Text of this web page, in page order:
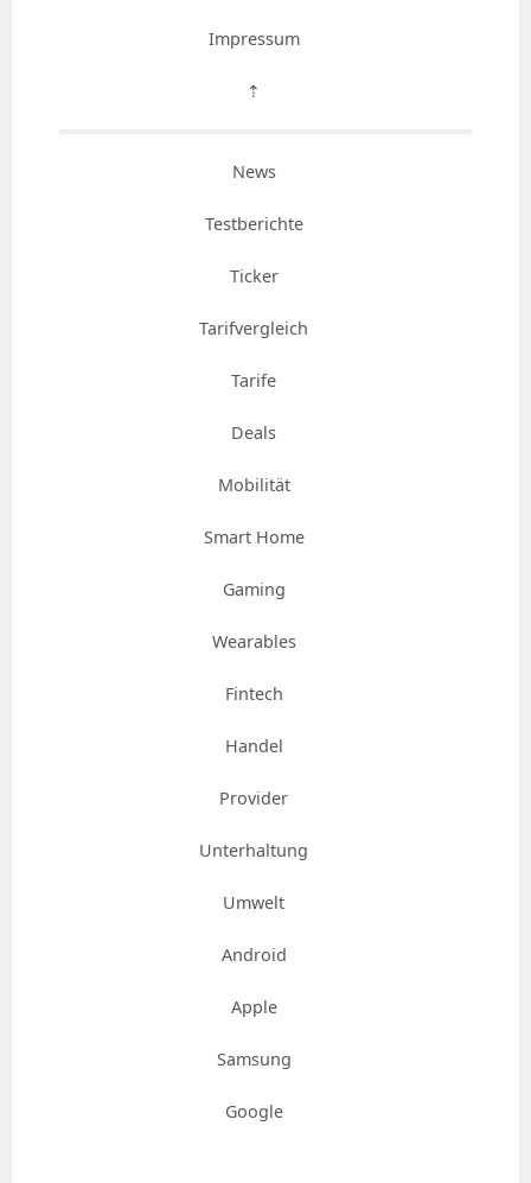
Impressum
⇡
News
Testberichte
Ticker
Tarifvergleich
Tarife
Deals
Mobilität
Smart Home
Gaming
Wearables
Fintech
Handel
Provider
Unterhaltung
Umwelt
Android
Apple
Samsung
Google